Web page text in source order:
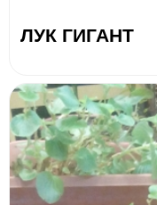
ЛУК ГИГАНТ